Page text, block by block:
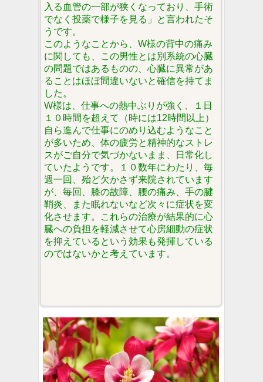
入る血管の一部が狭くなっており、手術
でなく投薬で様子を見る」と言われたそ
うです。
このようなことから、W様の背中の痛み
に関しても、この男性とは別系統の心臓
の問題ではあるものの、心臓に異常があ
ることはほぼ間違いないと確信を持てま
した。
W様は、仕事への熱中ぶりが強く、１日
１０時間を超えて（時には12時間以上）
自ら進んで仕事にのめり込むようなこと
が多いため、体の疲労と精神的なストレ
スがご自分で気づかないまま、日常化し
ていたようです。１０数年にわたり、毎
週一回、殆ど欠かさず来院されています
が、毎回、膝の故障、腰の痛み、手の腱
鞘炎、また眠れないなど次々に症状を変
化させます。これらの治療が結果的に心
臓への負担を軽減させて心房細動の症状
を抑えているという効果も発揮している
のではないかと考えています。